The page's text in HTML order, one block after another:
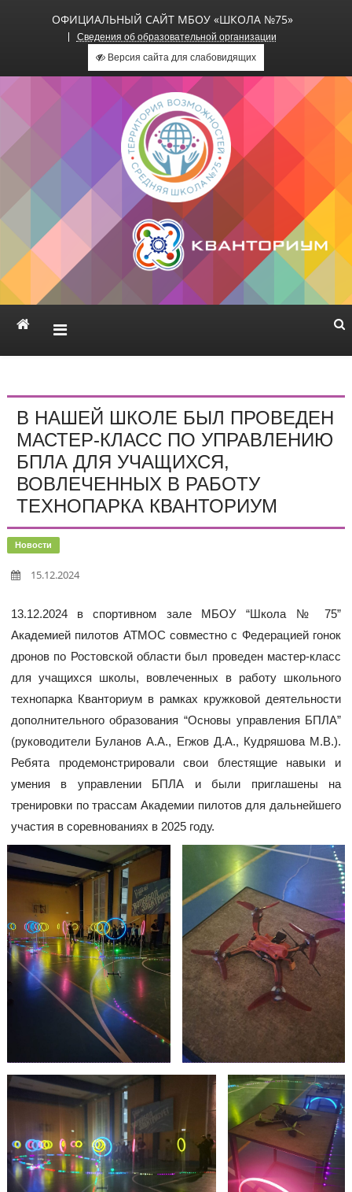
ОФИЦИАЛЬНЫЙ САЙТ МБОУ «ШКОЛА №75»
Сведения об образовательной организации
Версия сайта для слабовидящих
Официальный сайт МБОУ
«Школа №75»
В НАШЕЙ ШКОЛЕ БЫЛ ПРОВЕДЕН
МАСТЕР-КЛАСС ПО УПРАВЛЕНИЮ
БПЛА ДЛЯ УЧАЩИХСЯ,
ВОВЛЕЧЕННЫХ В РАБОТУ
ТЕХНОПАРКА КВАНТОРИУМ
Новости
15.12.2024
13.12.2024 в спортивном зале МБОУ “Школа № 75”
Академией пилотов АТМОС совместно с Федерацией гонок
дронов по Ростовской области был проведен мастер-класс
для учащихся школы, вовлеченных в работу школьного
технопарка Кванториум в рамках кружковой деятельности
дополнительного образования “Основы управления БПЛА”
(руководители Буланов А.А., Егжов Д.А., Кудряшова М.В.).
Ребята продемонстрировали свои блестящие навыки и
умения в управлении БПЛА и были приглашены на
тренировки по трассам Академии пилотов для дальнейшего
участия в соревнованиях в 2025 году.